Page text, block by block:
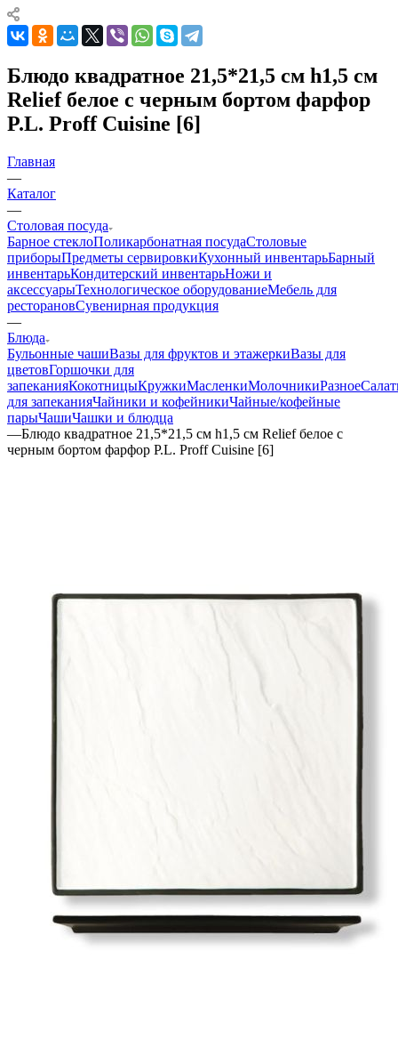
Блюдо квадратное 21,5*21,5 см h1,5 см
Relief белое с черным бортом фарфор
P.L. Proff Cuisine [6]
Главная
—
Каталог
—
Столовая посуда
Барное стеклоПоликарбонатная посудаСтоловые
приборыПредметы сервировкиКухонный инвентарьБарный
инвентарьКондитерский инвентарьНожи и
аксессуарыТехнологическое оборудованиеМебель для
ресторановСувенирная продукция
—
Блюда
Бульонные чашиВазы для фруктов и этажеркиВазы для
цветовГоршочки для
запеканияКокотницыКружкиМасленкиМолочникиРазное
для запеканияЧайники и кофейникиЧайные/кофейные
парыЧашиЧашки и блюдца
—Блюдо квадратное 21,5*21,5 см h1,5 см Relief белое с
черным бортом фарфор P.L. Proff Cuisine [6]